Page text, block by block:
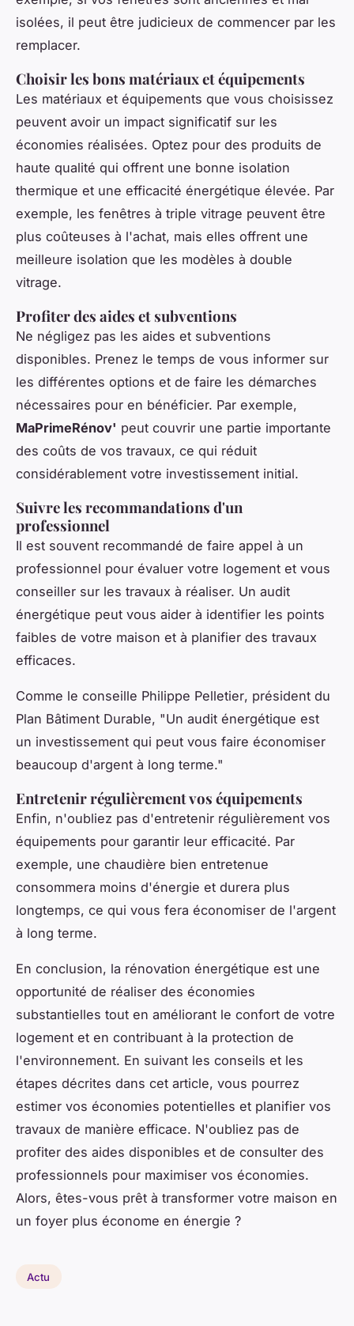
isolées, il peut être judicieux de commencer par les
remplacer.
Choisir les bons matériaux et équipements
Les matériaux et équipements que vous choisissez
peuvent avoir un impact significatif sur les
économies réalisées. Optez pour des produits de
haute qualité qui offrent une bonne isolation
thermique et une efficacité énergétique élevée. Par
exemple, les fenêtres à triple vitrage peuvent être
plus coûteuses à l'achat, mais elles offrent une
meilleure isolation que les modèles à double
vitrage.
Profiter des aides et subventions
Ne négligez pas les aides et subventions
disponibles. Prenez le temps de vous informer sur
les différentes options et de faire les démarches
nécessaires pour en bénéficier. Par exemple,
MaPrimeRénov' peut couvrir une partie importante
des coûts de vos travaux, ce qui réduit
considérablement votre investissement initial.
Suivre les recommandations d'un
professionnel
Il est souvent recommandé de faire appel à un
professionnel pour évaluer votre logement et vous
conseiller sur les travaux à réaliser. Un audit
énergétique peut vous aider à identifier les points
faibles de votre maison et à planifier des travaux
efficaces.
Comme le conseille Philippe Pelletier, président du
Plan Bâtiment Durable, "Un audit énergétique est
un investissement qui peut vous faire économiser
beaucoup d'argent à long terme."
Entretenir régulièrement vos équipements
Enfin, n'oubliez pas d'entretenir régulièrement vos
équipements pour garantir leur efficacité. Par
exemple, une chaudière bien entretenue
consommera moins d'énergie et durera plus
longtemps, ce qui vous fera économiser de l'argent
à long terme.
En conclusion, la rénovation énergétique est une
opportunité de réaliser des économies
substantielles tout en améliorant le confort de votre
logement et en contribuant à la protection de
l'environnement. En suivant les conseils et les
étapes décrites dans cet article, vous pourrez
estimer vos économies potentielles et planifier vos
travaux de manière efficace. N'oubliez pas de
profiter des aides disponibles et de consulter des
professionnels pour maximiser vos économies.
Alors, êtes-vous prêt à transformer votre maison en
un foyer plus économe en énergie ?
Actu